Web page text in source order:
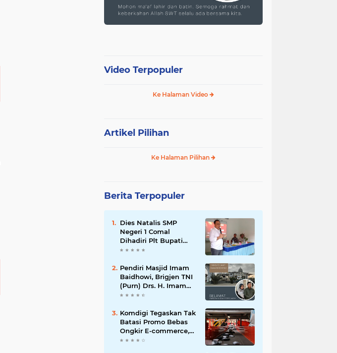
Video Terpopuler
Ke Halaman Video
Artikel Pilihan
Ke Halaman Pilihan
Berita Terpopuler
Dies Natalis SMP
Negeri 1 Comal
Dihadiri Plt Bupati
Pemalang Nurkholis
Pendiri Masjid Imam
Baidhowi, Brigjen TNI
(Purn) Drs. H. Imam
Baidhowi, M.M., C. Fr.A
Selamat Idul Fitri 1445
H
Komdigi Tegaskan Tak
Batasi Promo Bebas
Ongkir E-commerce,
tapi Perusahaan Kurir